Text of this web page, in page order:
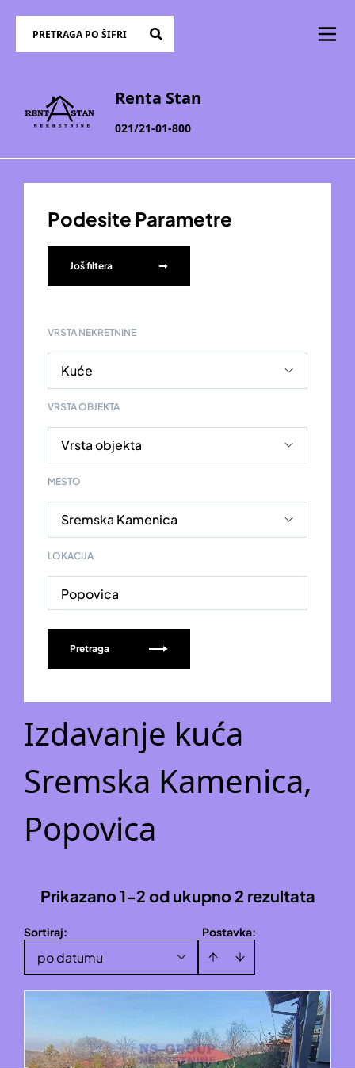
Renta Stan
021/21-01-800
Podesite Parametre
Još filtera
VRSTA NEKRETNINE
VRSTA OBJEKTA
MESTO
LOKACIJA
Popovica
Pretraga
Izdavanje kuća
Sremska Kamenica,
Popovica
Prikazano 1-2 od ukupno 2 rezultata
Postavka:
Sortiraj:
po datumu